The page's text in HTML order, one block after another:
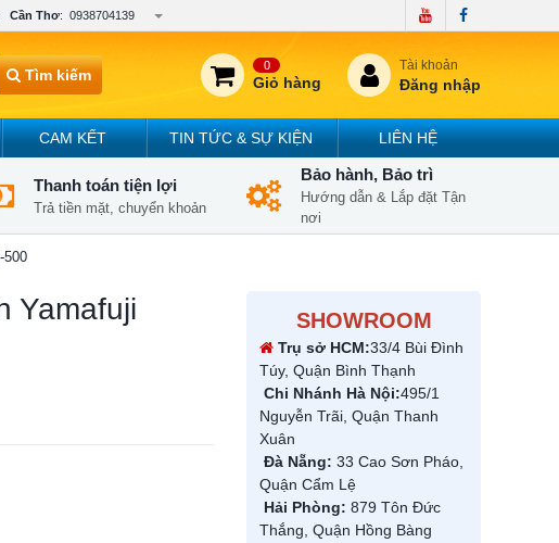
Cần Thơ: 0938704139
Tìm kiếm
0
Giỏ hàng
Tài khoản
Đăng nhập
CAM KẾT TIN TỨC & SỰ KIỆN LIÊN HỆ
Thanh toán tiện lợi
Trả tiền mặt, chuyển khoản
Bảo hành, Bảo trì
Hướng dẫn & Lắp đặt Tận
nơi
500
Yamafuji
SHOWROOM
Trụ sở HCM:33/4 Bùi Đình
Túy, Quận Bình Thạnh
Chi Nhánh Hà Nội:495/1
Nguyễn Trãi, Quận Thanh
Xuân
Đà Nẵng: 33 Cao Sơn Pháo,
Quận Cẩm Lệ
Hải Phòng: 879 Tôn Đức
Thắng, Quận Hồng Bàng